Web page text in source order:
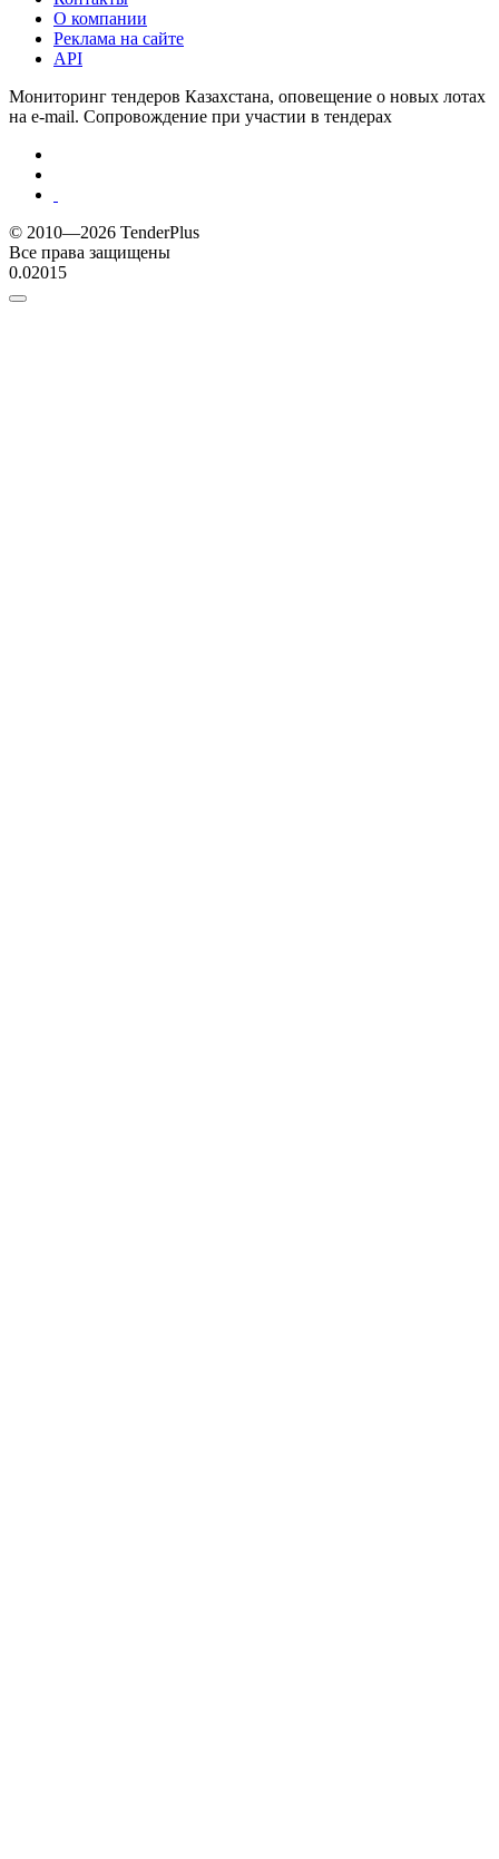
О компании
Реклама на сайте
API
Мониторинг тендеров Казахстана, оповещение о новых лотах
на e-mail. Сопровождение при участии в тендерах
© 2010—2026 TenderPlus
Все права защищены
0.02015